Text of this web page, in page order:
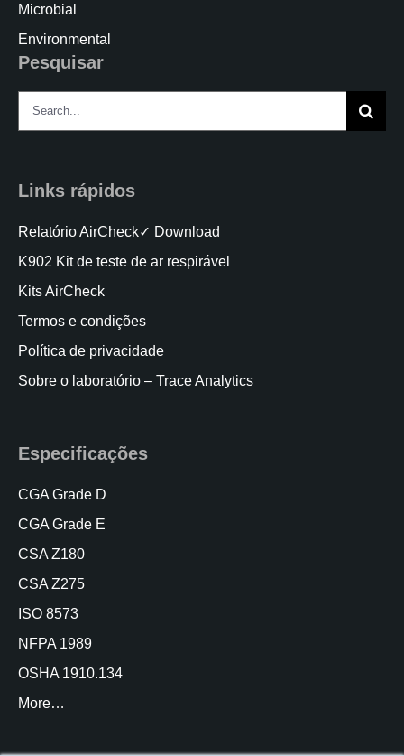
Microbial
Environmental
Pesquisar
Search
for:
Links rápidos
Relatório AirCheck✓ Download
K902 Kit de teste de ar respirável
Kits AirCheck
Termos e condições
Política de privacidade
Sobre o laboratório – Trace Analytics
Especificações
CGA Grade D
CGA Grade E
CSA Z180
CSA Z275
ISO 8573
NFPA 1989
OSHA 1910.134
More…